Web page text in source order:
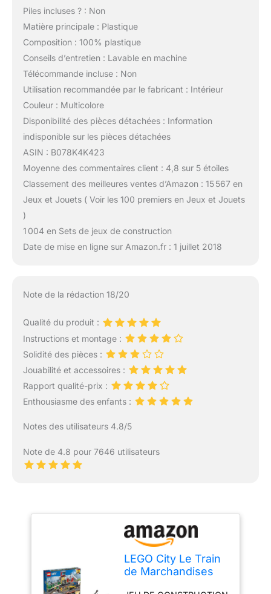
Piles incluses ? : Non
Matière principale : Plastique
Composition : 100% plastique
Conseils d’entretien : Lavable en machine
Télécommande incluse : Non
Utilisation recommandée par le fabricant : Intérieur
Couleur : Multicolore
Disponibilité des pièces détachées : Information
indisponible sur les pièces détachées
ASIN : B078K4K423
Moyenne des commentaires client : 4,8 sur 5 étoiles
Classement des meilleures ventes d’Amazon : 15 567 en
Jeux et Jouets ( Voir les 100 premiers en Jeux et Jouets
)
1 004 en Sets de jeux de construction
Date de mise en ligne sur Amazon.fr : 1 juillet 2018
Note de la rédaction 18/20
Qualité du produit :
Instructions et montage :
Solidité des pièces :
Jouabilité et accessoires :
Rapport qualité-prix :
Enthousiasme des enfants :
Notes des utilisateurs 4.8/5
Note de 4.8 pour 7646 utilisateurs
LEGO City Le Train
de Marchandises